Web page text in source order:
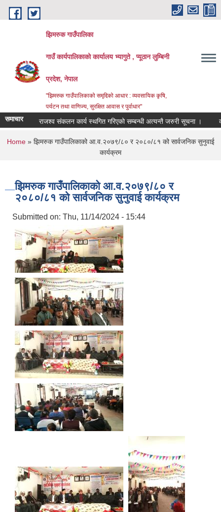
Skip to main content
झिमरुक गाउँपालिका
गाउँ कार्यपालिकाको कार्यालय भ्यागुते , प्यूठान लुम्बिनी
प्रदेश, नेपाल
"झिमरुक गाउँपालिकाको समृद्दिको आधार : व्यवसायिक कृषि,
पर्यटन तथा वाणिज्य, सुरक्षित आवास र पुर्वाधार"
समाचार राजश्व संकलन कार्य स्थगित गरिएको सम्बन्धी अत्यन्तै जरुरी सूचना ।
You are here
Home» झिमरुक गाउँपालिकाको आ.व.२०७९/८० र २०८०/८१ को सार्वजनिक सुनुवाई
कार्यक्रम
झिमरुक गाउँपालिकाको आ.व.२०७९/८० र
२०८०/८१ को सार्वजनिक सुनुवाई कार्यक्रम
Submitted on: Thu, 11/14/2024 - 15:44